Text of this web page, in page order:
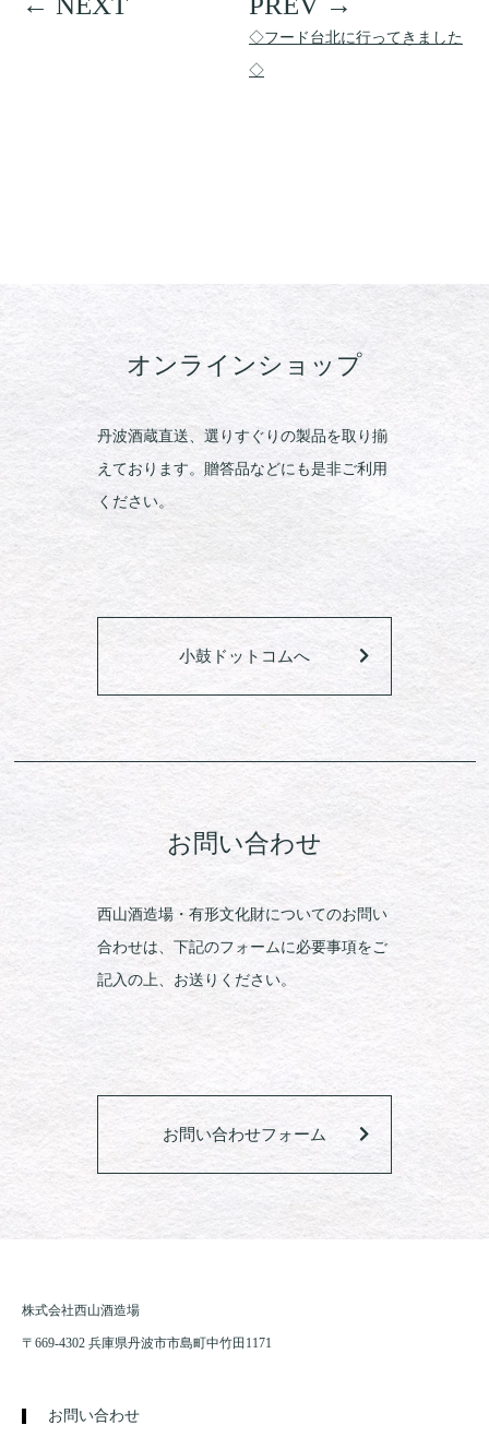
◇フード台北に行ってきました
◇
オンラインショップ
丹波酒蔵直送、選りすぐりの製品を取り揃
えております。贈答品などにも是非ご利用
ください。
小鼓ドットコムへ
お問い合わせ
西山酒造場・有形文化財についてのお問い
合わせは、下記のフォームに必要事項をご
記入の上、お送りください。
お問い合わせフォーム
株式会社西山酒造場
〒669-4302 兵庫県丹波市市島町中竹田1171
お問い合わせ